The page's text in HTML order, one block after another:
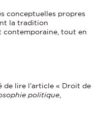
conceptuelles propres
la tradition
contemporaine, tout en
lire l’article « Droit de
politique